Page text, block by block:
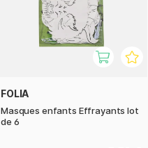
FOLIA
Masques enfants Effrayants lot
de 6